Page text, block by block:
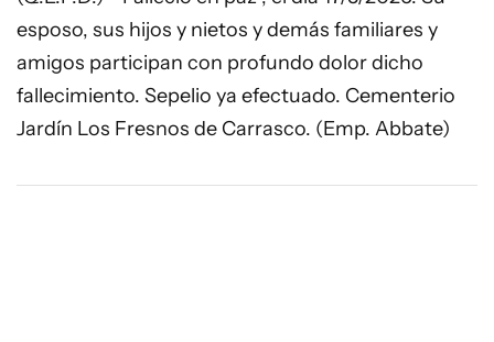
esposo, sus hijos y nietos y demás familiares y
amigos participan con profundo dolor dicho
fallecimiento. Sepelio ya efectuado. Cementerio
Jardín Los Fresnos de Carrasco. (Emp. Abbate)